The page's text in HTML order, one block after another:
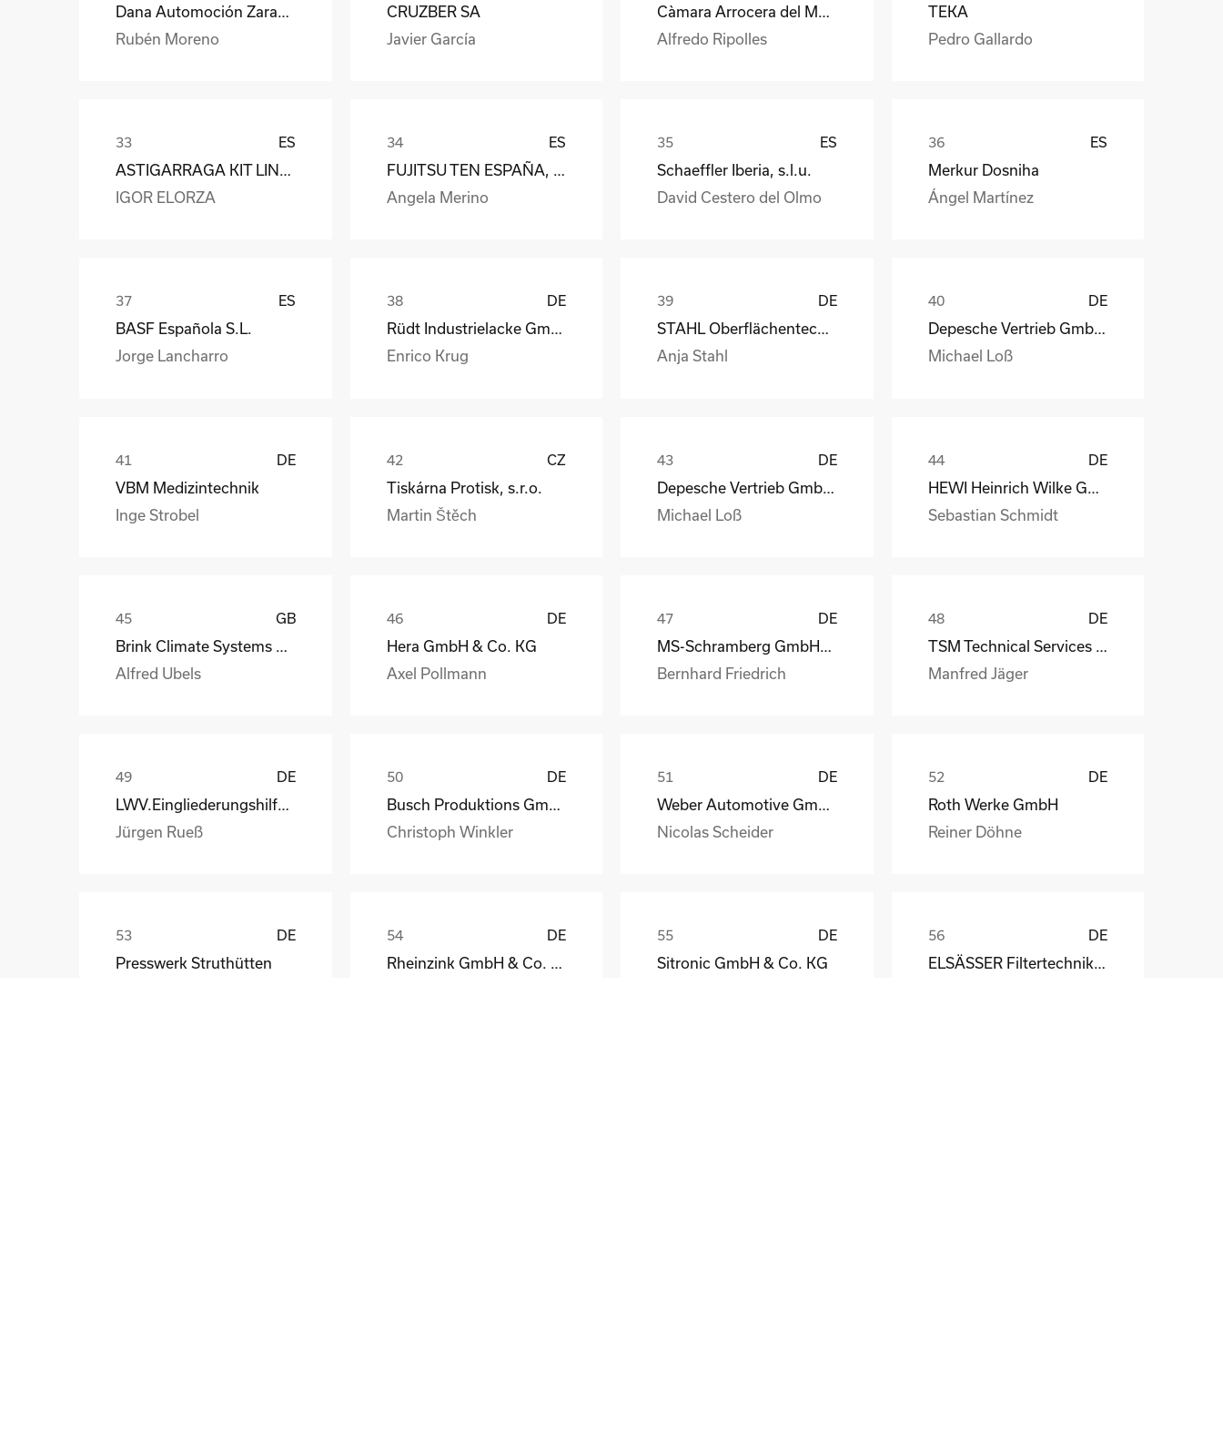
Rubén Moreno
CRUZBER SA
Javier García
Alfredo Ripolles
TEKA
Pedro Gallardo
ES
ASTIGARRAGA KIT LINE S.L.
IGOR ELORZA
ES
FUJITSU TEN ESPAÑA, S.A.
Angela Merino
ES
Schaeffler Iberia, s.l.u.
David Cestero del Olmo
ES
Merkur Dosniha
Ángel Martínez
ES
BASF Española S.L.
Jorge Lancharro
DE
Rüdt Industrielacke GmbH & Co.KG
Enrico Krug
DE
STAHL Oberflächentechnik GmbH
Anja Stahl
DE
Depesche Vertrieb GmbH & Co. KG
Michael Loß
DE
VBM Medizintechnik
Inge Strobel
CZ
Tiskárna Protisk, s.r.o.
Martin Štěch
DE
Michael Loß
DE
Sebastian Schmidt
GB
Alfred Ubels
DE
Hera GmbH & Co. KG
Axel Pollmann
DE
Bernhard Friedrich
DE
Manfred Jäger
DE
Jürgen Rueß
DE
Christoph Winkler
DE
Nicolas Scheider
DE
Roth Werke GmbH
Reiner Döhne
DE
Presswerk Struthütten
DE DE
Sitronic GmbH & Co. KG
DE